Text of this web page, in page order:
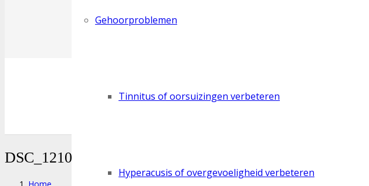
Gehoorproblemen
Tinnitus of oorsuizingen verbeteren
Hyperacusis of overgevoeligheid verbeteren
DSC_1210